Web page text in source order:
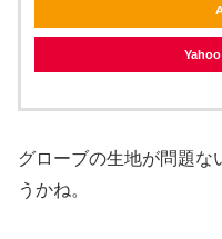
グローブの生地が問題な
うかね。